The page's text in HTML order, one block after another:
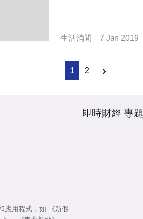
生活消閒 7 Jan 2019
1 2
應用程式，如
《新假
即時財經 專題